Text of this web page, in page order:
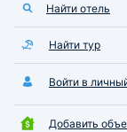
Найти отель
Найти тур
Войти в
Добавить